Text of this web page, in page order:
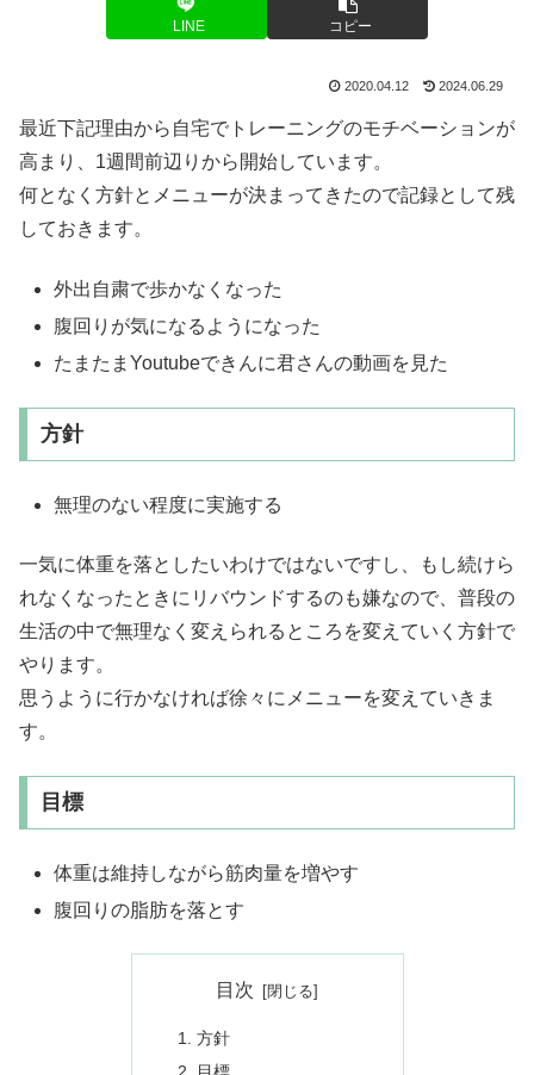
LINE コピー
2020.04.12 2024.06.29
最近下記理由から自宅でトレーニングのモチベーションが
高まり、1週間前辺りから開始しています。
何となく方針とメニューが決まってきたので記録として残
しておきます。
外出自粛で歩かなくなった
腹回りが気になるようになった
たまたまYoutubeできんに君さんの動画を見た
方針
無理のない程度に実施する
一気に体重を落としたいわけではないですし、もし続けら
れなくなったときにリバウンドするのも嫌なので、普段の
生活の中で無理なく変えられるところを変えていく方針で
やります。
思うように行かなければ徐々にメニューを変えていきま
す。
目標
体重は維持しながら筋肉量を増やす
腹回りの脂肪を落とす
目次
方針